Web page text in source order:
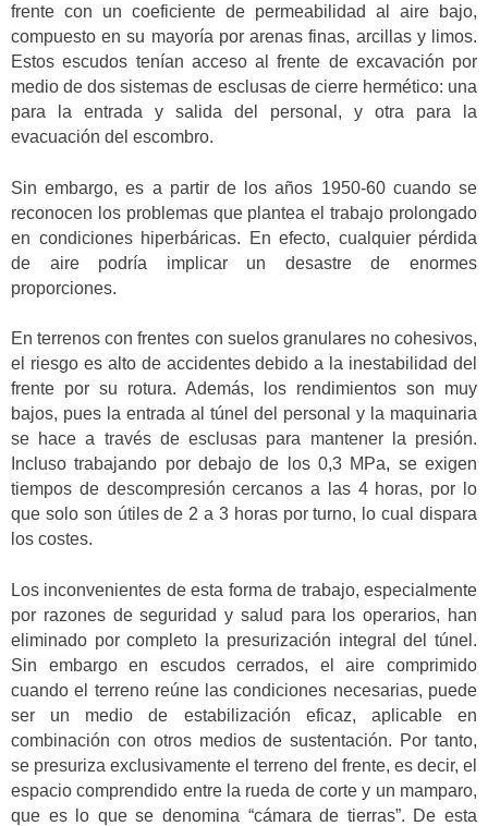
frente con un coeficiente de permeabilidad al aire bajo,
compuesto en su mayoría por arenas finas, arcillas y limos.
Estos escudos tenían acceso al frente de excavación por
medio de dos sistemas de esclusas de cierre hermético: una
para la entrada y salida del personal, y otra para la
evacuación del escombro.
Sin embargo, es a partir de los años 1950-60 cuando se
reconocen los problemas que plantea el trabajo prolongado
en condiciones hiperbáricas. En efecto, cualquier pérdida
de aire podría implicar un desastre de enormes
proporciones.
En terrenos con frentes con suelos granulares no cohesivos,
el riesgo es alto de accidentes debido a la inestabilidad del
frente por su rotura. Además, los rendimientos son muy
bajos, pues la entrada al túnel del personal y la maquinaria
se hace a través de esclusas para mantener la presión.
Incluso trabajando por debajo de los 0,3 MPa, se exigen
tiempos de descompresión cercanos a las 4 horas, por lo
que solo son útiles de 2 a 3 horas por turno, lo cual dispara
los costes.
Los inconvenientes de esta forma de trabajo, especialmente
por razones de seguridad y salud para los operarios, han
eliminado por completo la presurización integral del túnel.
Sin embargo en escudos cerrados, el aire comprimido
cuando el terreno reúne las condiciones necesarias, puede
ser un medio de estabilización eficaz, aplicable en
combinación con otros medios de sustentación. Por tanto,
se presuriza exclusivamente el terreno del frente, es decir, el
espacio comprendido entre la rueda de corte y un mamparo,
que es lo que se denomina “cámara de tierras”. De esta